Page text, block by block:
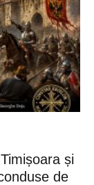
și
de